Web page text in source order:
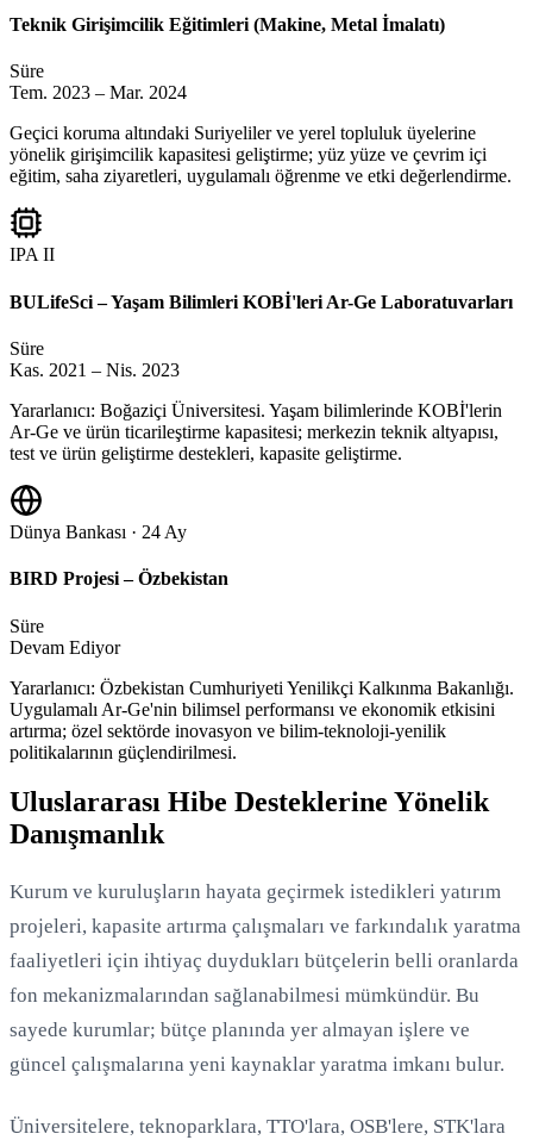
Teknik Girişimcilik Eğitimleri (Makine, Metal İmalatı)
Süre
Tem. 2023 – Mar. 2024
Geçici koruma altındaki Suriyeliler ve yerel topluluk üyelerine
yönelik girişimcilik kapasitesi geliştirme; yüz yüze ve çevrim içi
eğitim, saha ziyaretleri, uygulamalı öğrenme ve etki değerlendirme.
IPA II
BULifeSci – Yaşam Bilimleri KOBİ'leri Ar-Ge Laboratuvarları
Süre
Kas. 2021 – Nis. 2023
Yararlanıcı: Boğaziçi Üniversitesi. Yaşam bilimlerinde KOBİ'lerin
Ar-Ge ve ürün ticarileştirme kapasitesi; merkezin teknik altyapısı,
test ve ürün geliştirme destekleri, kapasite geliştirme.
Dünya Bankası · 24 Ay
BIRD Projesi – Özbekistan
Süre
Devam Ediyor
Yararlanıcı: Özbekistan Cumhuriyeti Yenilikçi Kalkınma Bakanlığı.
Uygulamalı Ar-Ge'nin bilimsel performansı ve ekonomik etkisini
artırma; özel sektörde inovasyon ve bilim-teknoloji-yenilik
politikalarının güçlendirilmesi.
Uluslararası Hibe Desteklerine Yönelik
Danışmanlık
Kurum ve kuruluşların hayata geçirmek istedikleri yatırım
projeleri, kapasite artırma çalışmaları ve farkındalık yaratma
faaliyetleri için ihtiyaç duydukları bütçelerin belli oranlarda
fon mekanizmalarından sağlanabilmesi mümkündür. Bu
sayede kurumlar; bütçe planında yer almayan işlere ve
güncel çalışmalarına yeni kaynaklar yaratma imkanı bulur.
Üniversitelere, teknoparklara, TTO'lara, OSB'lere, STK'lara